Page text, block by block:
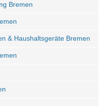
Bremen
& Haushaltsgeräte Bremen